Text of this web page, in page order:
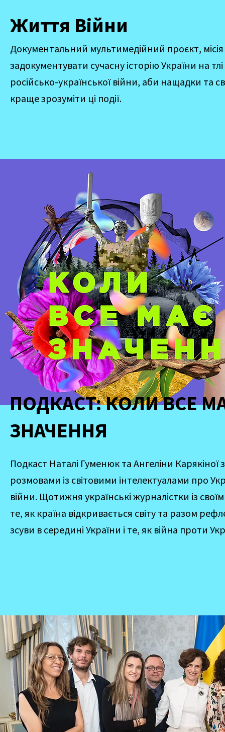
Життя Війни
Документальний мультимедійний проєкт, місія
задокументувати сучасну історію України на тлі
російсько-української війни, аби нащадки та
краще зрозуміти ці події.
ПОДКАСТ: КОЛИ ВСЕ
ЗНАЧЕННЯ
Подкаст Наталі Гуменюк та Ангеліни
розмовами із світовими інтелектуалами про
війни. Щотижня українські журналістки із
те, як країна відкривається світу та разом
зсуви в середині України і те, як війна проти